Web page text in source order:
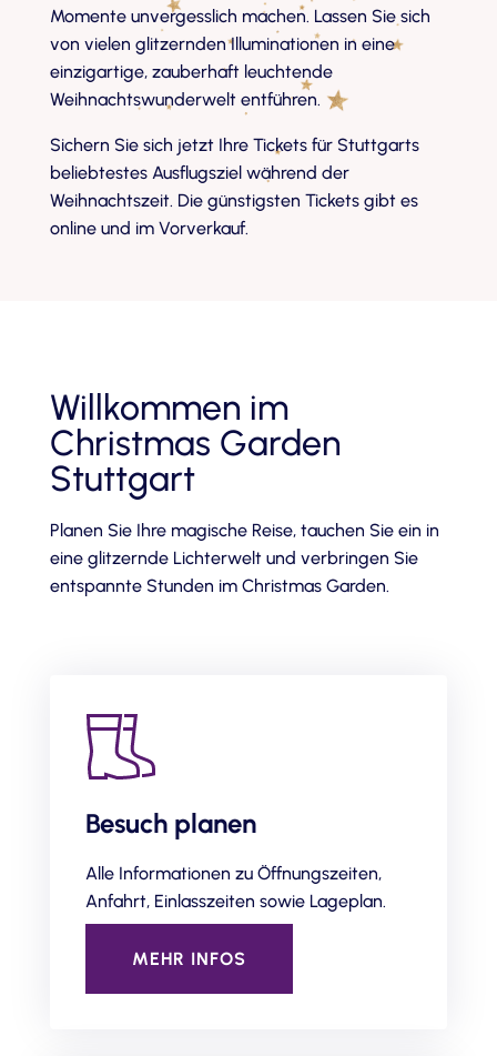
Momente unvergesslich machen. Lassen Sie sich
von vielen glitzernden Illuminationen in eine
einzigartige, zauberhaft leuchtende
Weihnachtswunderwelt entführen.
Sichern Sie sich jetzt Ihre Tickets für Stuttgarts
beliebtestes Ausflugsziel während der
Weihnachtszeit. Die günstigsten Tickets gibt es
online und im Vorverkauf.
Willkommen im
Christmas Garden
Stuttgart
Planen Sie Ihre magische Reise, tauchen Sie ein in
eine glitzernde Lichterwelt und verbringen Sie
entspannte Stunden im Christmas Garden.
Besuch planen
Alle Informationen zu Öffnungszeiten,
Anfahrt, Einlasszeiten sowie Lageplan.
MEHR INFOS